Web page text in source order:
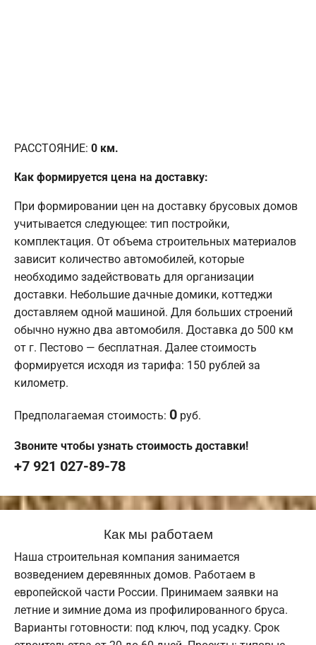
РАССТОЯНИЕ: 0 км.
Как формируется цена на доставку:
При формировании цен на доставку брусовых домов
учитывается следующее: тип постройки,
комплектация. От объема строительных материалов
зависит количество автомобилей, которые
необходимо задействовать для организации
доставки. Небольшие дачные домики, коттеджи
доставляем одной машиной. Для больших строений
обычно нужно два автомобиля. Доставка до 500 км
от г. Пестово — бесплатная. Далее стоимость
формируется исходя из тарифа: 150 рублей за
километр.
Предполагаемая стоимость: 0 руб.
Звоните чтобы узнать стоимость доставки!
+7 921 027-89-78
Как мы работаем
Наша строительная компания занимается
возведением деревянных домов. Работаем в
европейской части России. Принимаем заявки на
летние и зимние дома из профилированного бруса.
Варианты готовности: под ключ, под усадку. Срок